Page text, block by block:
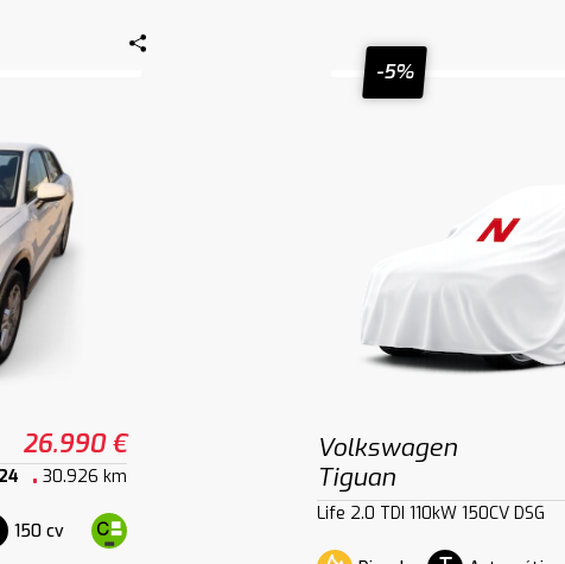
26.990 €
30.926 km
150 cv
-5%
Volkswagen
Tiguan
Life 2.0 TDI 110kW 150CV DSG